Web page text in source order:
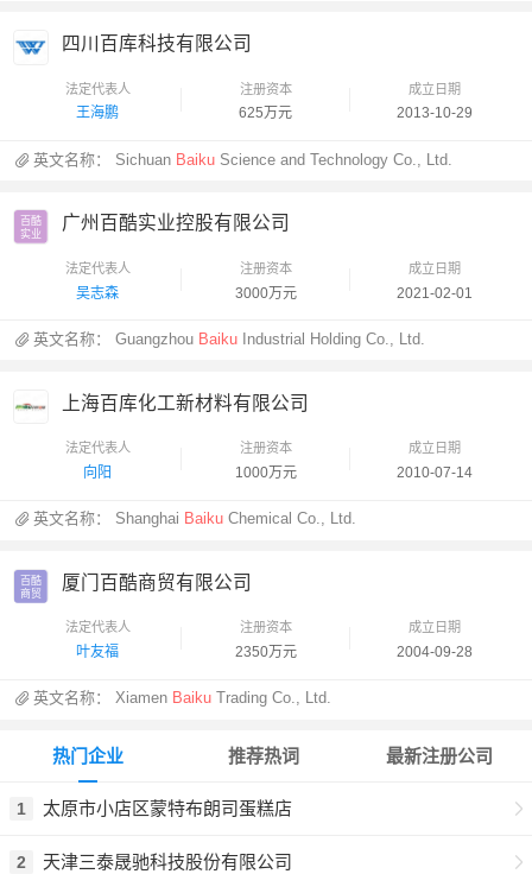
四川百库科技有限公司
法定代表人
王海鹏
注册资本
625万元
成立日期
2013-10-29
英文名称： Sichuan Baiku Science and Technology Co., Ltd.
百酷
实业
广州百酷实业控股有限公司
法定代表人
吴志森
注册资本
3000万元
成立日期
2021-02-01
英文名称：Guangzhou Baiku Industrial Holding Co., Ltd.
上海百库化工新材料有限公司
法定代表人
向阳
注册资本
1000万元
成立日期
2010-07-14
英文名称： Shanghai Baiku Chemical Co., Ltd.
百酷
商贸
厦门百酷商贸有限公司
法定代表人
叶友福
注册资本
2350万元
成立日期
2004-09-28
英文名称：Xiamen Baiku Trading Co., Ltd.
热门企业
1 太原市小店区蒙特布朗司蛋糕店
2 天津三泰晟驰科技股份有限公司
推荐热词 最新注册公司